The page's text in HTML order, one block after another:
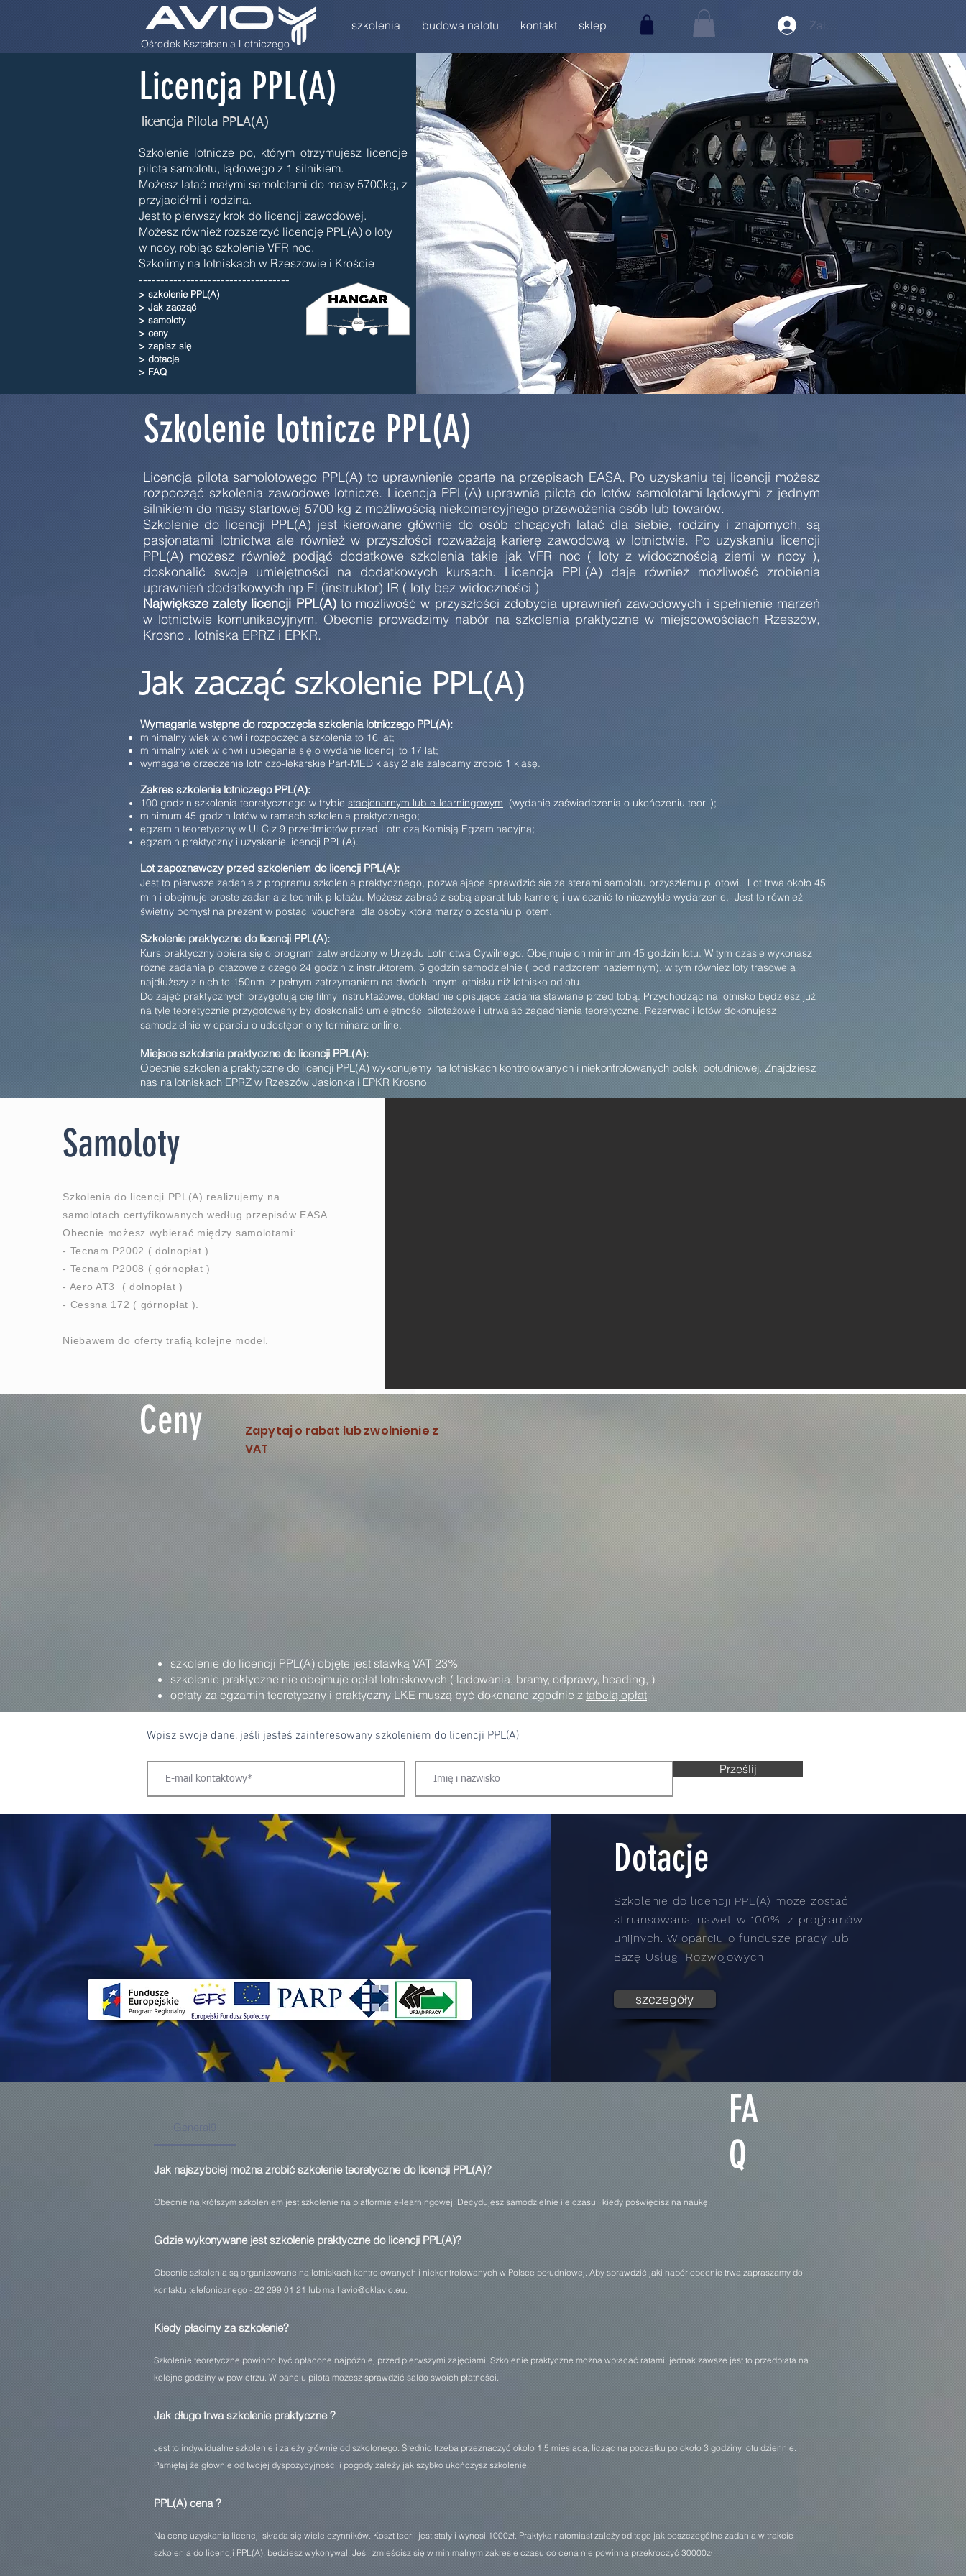
Ośrodek Kształcenia Lotniczego
szkolenia budowa nalotu kontakt sklep Zaloguj się
Licencja PPL(A)
licencja Pilota PPLA(A)
Szkolenie lotnicze po, którym otrzymujesz licencje
pilota samolotu, lądowego z 1 silnikiem.
Możesz latać małymi samolotami do masy 5700kg, z
przyjaciółmi i rodziną.
Jest to pierwszy krok do licencji zawodowej.
Możesz również rozszerzyć licencję PPL(A) o loty
w nocy, robiąc szkolenie VFR noc.
Szkolimy na lotniskach w Rzeszowie i Kroście
-----------------------------------
> szkolenie PPL(A)
> Jak zacząć
> samoloty
> ceny
> zapisz się
> dotacje
> FAQ
Szkolenie lotnicze PPL(A)
Licencja pilota samolotowego PPL(A) to uprawnienie oparte na przepisach EASA. Po uzyskaniu tej licencji możesz
rozpocząć szkolenia zawodowe lotnicze. Licencja PPL(A) uprawnia pilota do lotów samolotami lądowymi z jednym
silnikiem do masy startowej 5700 kg z możliwością niekomercyjnego przewożenia osób lub towarów.
Szkolenie do licencji PPL(A) jest kierowane głównie do osób chcących latać dla siebie, rodziny i znajomych, są
pasjonatami lotnictwa ale również w przyszłości rozważają karierę zawodową w lotnictwie. Po uzyskaniu licencji
PPL(A) możesz również podjąć dodatkowe szkolenia takie jak VFR noc ( loty z widocznością ziemi w nocy ),
doskonalić swoje umiejętności na dodatkowych kursach. Licencja PPL(A) daje również możliwość zrobienia
uprawnień dodatkowych np FI (instruktor) IR ( loty bez widoczności )
Największe zalety licencji PPL(A)to możliwość w przyszłości zdobycia uprawnień zawodowych i spełnienie marzeń
w lotnictwie komunikacyjnym. Obecnie prowadzimy nabór na szkolenia praktyczne w miejscowościach Rzeszów,
Krosno . lotniska EPRZ i EPKR.
Jak zacząć szkolenie PPL(A)
Wymagania wstępne do rozpoczęcia szkolenia lotniczego PPL(A):
minimalny wiek w chwili rozpoczęcia szkolenia to 16 lat;
minimalny wiek w chwili ubiegania się o wydanie licencji to 17 lat;
wymagane orzeczenie lotniczo-lekarskie Part-MED klasy 2 ale zalecamy zrobić 1 klasę.
Zakres szkolenia lotniczego PPL(A):
100 godzin szkolenia teoretycznego w trybie stacjonarnym lub e-learningowym (wydanie zaświadczenia o ukończeniu teorii);
minimum 45 godzin lotów w ramach szkolenia praktycznego;
egzamin teoretyczny w ULC z 9 przedmiotów przed Lotniczą Komisją Egzaminacyjną;
egzamin praktyczny i uzyskanie licencji PPL(A).
Lot zapoznawczy przed szkoleniem do licencji PPL(A):
Jest to pierwsze zadanie z programu szkolenia praktycznego, pozwalające sprawdzić się za sterami samolotu przyszłemu pilotowi. Lot trwa około 45
min i obejmuje proste zadania z technik pilotażu. Możesz zabrać z sobą aparat lub kamerę i uwiecznić to niezwykłe wydarzenie. Jest to również
świetny pomysł na prezent w postaci vouchera dla osoby która marzy o zostaniu pilotem.
Szkolenie praktyczne do licencji PPL(A):
Kurs praktyczny opiera się o program zatwierdzony w Urzędu Lotnictwa Cywilnego. Obejmuje on minimum 45 godzin lotu. W tym czasie wykonasz
różne zadania pilotażowe z czego 24 godzin z instruktorem, 5 godzin samodzielnie ( pod nadzorem naziemnym), w tym również loty trasowe a
najdłuższy z nich to 150nm z pełnym zatrzymaniem na dwóch innym lotnisku niż lotnisko odlotu.
Do zajęć praktycznych przygotują cię filmy instruktażowe, dokładnie opisujące zadania stawiane przed tobą. Przychodząc na lotnisko będziesz już
na tyle teoretycznie przygotowany by doskonalić umiejętności pilotażowe i utrwalać zagadnienia teoretyczne. Rezerwacji lotów dokonujesz
samodzielnie w oparciu o udostępniony terminarz online.
Miejsce szkolenia praktyczne do licencji PPL(A):
Obecnie szkolenia praktyczne do licencji PPL(A) wykonujemy na lotniskach kontrolowanych i niekontrolowanych polski południowej. Znajdziesz
nas na lotniskach EPRZ w Rzeszów Jasionka i EPKR Krosno
Samoloty
Szkolenia do licencji PPL(A) realizujemy na
samolotach certyfikowanych według przepisów EASA.
Obecnie możesz wybierać między samolotami:
- Tecnam P2002 ( dolnopłat )
- Tecnam P2008 ( górnopłat )
- Aero AT3 ( dolnopłat )
- Cessna 172 ( górnopłat ).
Niebawem do oferty trafią kolejne model.
Ceny
Zapytaj o rabat lub zwolnienie z
VAT
szkolenie do licencji PPL(A) objęte jest stawką VAT 23%
szkolenie praktyczne nie obejmuje opłat lotniskowych ( lądowania, bramy, odprawy, heading, )
opłaty za egzamin teoretyczny i praktyczny LKE muszą być dokonane zgodnie z tabelą opłat
Wpisz swoje dane, jeśli jesteś zainteresowany szkoleniem do licencji PPL(A)
Prześlij
Dotacje
Szkolenie do licencji PPL(A) może zostać
sfinansowana, nawet w 100% z programów
unijnych. W oparciu o fundusze pracy lub
Bazę Usług Rozwojowych
szczegóły
General9
Jak najszybciej można zrobić szkolenie teoretyczne do licencji PPL(A)?
Obecnie najkrótszym szkoleniem jest szkolenie na platformie e-learningowej. Decydujesz samodzielnie ile czasu i kiedy poświęcisz na naukę.
Gdzie wykonywane jest szkolenie praktyczne do licencji PPL(A)?
Obecnie szkolenia są organizowane na lotniskach kontrolowanych i niekontrolowanych w Polsce południowej. Aby sprawdzić jaki nabór obecnie trwa zapraszamy do
kontaktu telefonicznego - 22 299 01 21 lub mail avio@oklavio.eu.
Kiedy płacimy za szkolenie?
Szkolenie teoretyczne powinno być opłacone najpóźniej przed pierwszymi zajęciami. Szkolenie praktyczne można wpłacać ratami, jednak zawsze jest to przedpłata na
kolejne godziny w powietrzu. W panelu pilota możesz sprawdzić saldo swoich płatności.
Jak długo trwa szkolenie praktyczne ?
Jest to indywidualne szkolenie i zależy głównie od szkolonego. Średnio trzeba przeznaczyć około 1,5 miesiąca, licząc na początku po około 3 godziny lotu dziennie.
Pamiętaj że głównie od twojej dyspozycyjności i pogody zależy jak szybko ukończysz szkolenie.
PPL(A) cena ?
Na cenę uzyskania licencji składa się wiele czynników. Koszt teorii jest stały i wynosi 1000zł. Praktyka natomiast zależy od tego jak poszczególne zadania w trakcie
szkolenia do licencji PPL(A), będziesz wykonywał. Jeśli zmieścisz się w minimalnym zakresie czasu co cena nie powinna przekroczyć 30000zł
FA
Q